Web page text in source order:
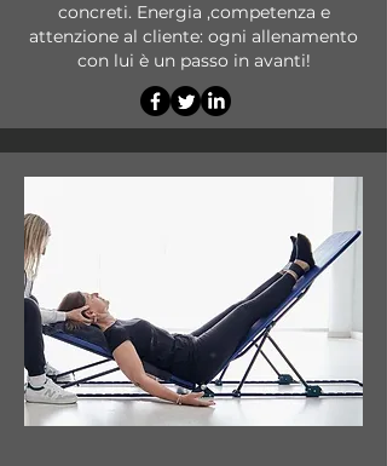
concreti. Energia ,competenza e
attenzione al cliente: ogni allenamento
con lui è un passo in avanti!